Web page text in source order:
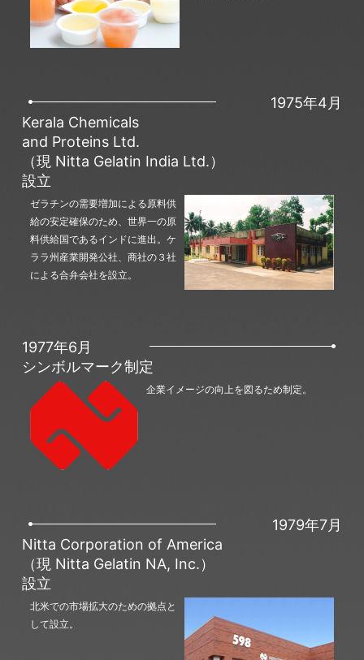
1975年4月
Kerala Chemicals
and Proteins Ltd.
（現 Nitta Gelatin India Ltd.）
設立
ゼラチンの需要増加による原料供
給の安定確保のため、世界一の原
料供給国であるインドに進出。ケ
ララ州産業開発公社、商社の３社
による合弁会社を設立。
1977年6月
シンボルマーク制定
企業イメージの向上を図るため制定。
1979年7月
Nitta Corporation of America
（現 Nitta Gelatin NA, Inc.）
設立
北米での市場拡大のための拠点と
して設立。